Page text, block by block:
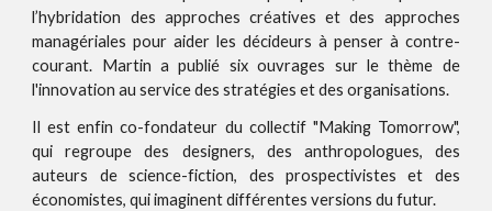
l’hybridation des approches créatives et des approches
managériales pour aider les décideurs à penser à contre-
courant. Martin a publié six ouvrages sur le thème de
l'innovation au service des stratégies et des organisations.
Il est enfin co-fondateur du collectif "Making Tomorrow",
qui regroupe des designers, des anthropologues, des
auteurs de science-fiction, des prospectivistes et des
économistes, qui imaginent différentes versions du futur.